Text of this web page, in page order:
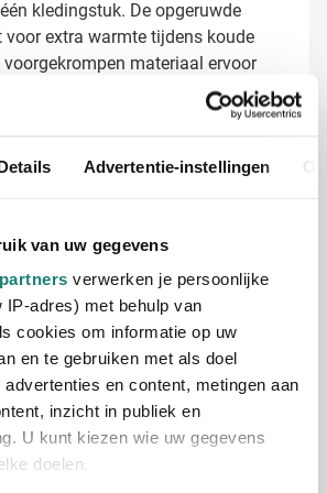
Advertentie-instellingen
van uw gegevens
verwerken je persoonlijke
IP-adres) met behulp van
cookies om informatie op uw
en te gebruiken met als doel
en content, metingen aan
inzicht in publiek en
U kunt kiezen wie uw gegevens
doelen.
kledingstuk. De opgeruwde
voor extra warmte tijdens koude
materiaal ervoor
mooi in vorm blijft, ook na
Verkrijgbaar in zwart, blauw, rood,
maken we van
in één of meerdere kleuren
slogan of tekst
van je bedrukte
logo eruitziet op de B&C Hero Pro?
voorbeeld aan en zie direct
dan 45 jaar ervaring zorgt Van
bedrukking die jouw merk